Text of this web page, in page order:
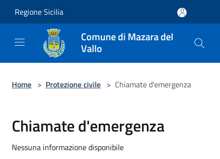
Regione Sicilia
Comune di Mazara del
Vallo
Home > Protezione civile > Chiamate d'emergenza
Chiamate d'emergenza
Nessuna informazione disponibile